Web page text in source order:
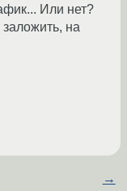
Или нет?
на
→